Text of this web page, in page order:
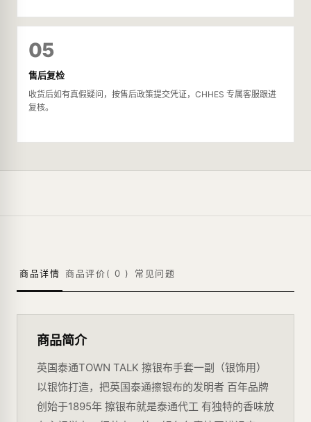
05
售后复检
收货后如有真假疑问，按售后政策提交凭证，CHHES 专属客服跟进
复核。
商品详情 商品评价( 0 ) 常见问题
商品简介
英国泰通TOWN TALK 擦银布手套一副（银饰用）
以银饰打造，把英国泰通擦银布的发明者 百年品牌
创始于1895年 擦银布就是泰通代工 有独特的香味放